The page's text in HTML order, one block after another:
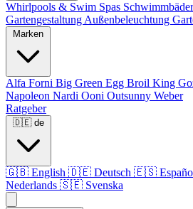
Whirlpools & Swim Spas
Gartengestaltung Außenbeleuchtung
Alfa Forni Big Green Egg Broil King
Napoleon Nardi Ooni Outsunny Weber
Ratgeber
🇩🇪 de
🇬🇧 English 🇩🇪 Deutsch 🇪🇸
Nederlands 🇸🇪 Svenska